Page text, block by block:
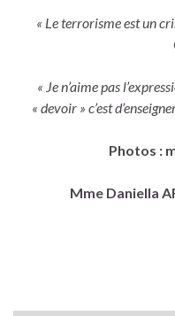
« Le terrorisme est un
« Je n’aime pas
« devoir » c’est
Photos :
Mme Daniella